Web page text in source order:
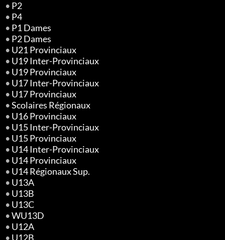
• P2
• P4
• P1 Dames
• P2 Dames
• U21 Provinciaux
• U19 Inter-Provinciaux
• U19 Provinciaux
• U17 Inter-Provinciaux
• U17 Provinciaux
•Scolaires Régionaux
• U16 Provinciaux
• U15 Inter-Provinciaux
• U15 Provinciaux
• U14 Inter-Provinciaux
• U14 Provinciaux
• U14 Régionaux Sup.
• U13A
• U13B
• U13C
•WU13D
• U12A
• U12B